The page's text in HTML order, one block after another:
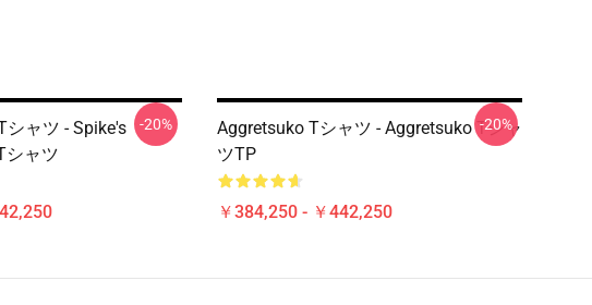
シャツ - Spike's
シャツ
-20%
Aggretsuko Tシャツ - Aggretsuko Tシャ
ツTP
￥384,250 - ￥442,250
-20%